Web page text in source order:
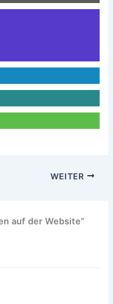
WEITER
auf der Website“